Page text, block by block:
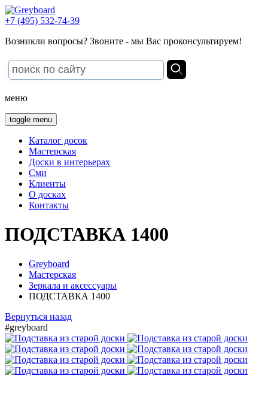
+7 (495) 532-74-39
Возникли вопросы? Звоните - мы Вас проконсультируем!
меню
toggle menu
Каталог досок
Мастерская
Доски в интерьерах
Сми
Клиенты
О досках
Контакты
ПОДСТАВКА 1400
Greyboard
Мастерская
Зеркала и аксессуары
ПОДСТАВКА 1400
Вернуться назад
#greyboard